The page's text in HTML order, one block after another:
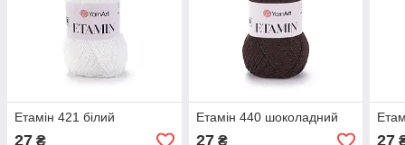
Етамін 421 білий
27 ₴
Етамін 440 шоколадний
27₴ 27